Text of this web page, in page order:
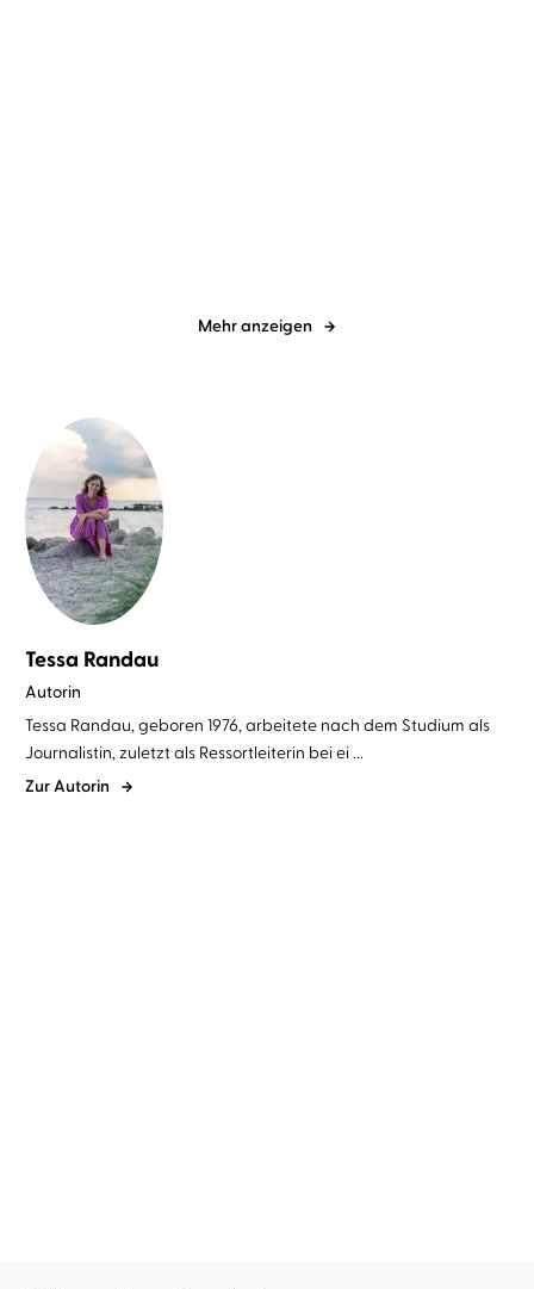
Mehr anzeigen
Tessa Randau
Autorin
Tessa Randau, geboren 1976, arbeitete nach dem Studium als
Journalistin, zuletzt als Ressortleiterin bei ei ...
Zur Autorin